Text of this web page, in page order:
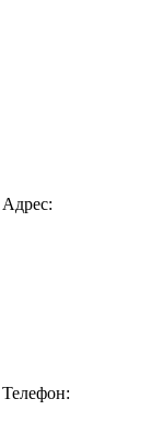
Адрес:
Телефон: